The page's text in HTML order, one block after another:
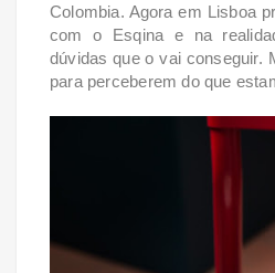
Colombia. Agora em Lisboa
com o Esqina e na
dúvidas que o vai conseguir.
para perceberem do que